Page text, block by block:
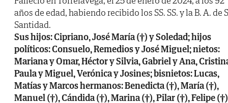
años de edad, habiendo recibido los SS. SS. y la B. A. de
Santidad.
Sus hijos: Cipriano, José María (†) y Soledad; hijos
políticos: Consuelo, Remedios y José Miguel; nietos:
Mariana y Omar, Héctor y Silvia, Gabriel y Ana,
Paula y Miguel, Verónica y Josines; bisnietos: Lucas,
Matías y Marcos hermanos: Benedicta (†), María (†),
Manuel (†), Cándida (†), Marina (†), Pilar (†), Felipe